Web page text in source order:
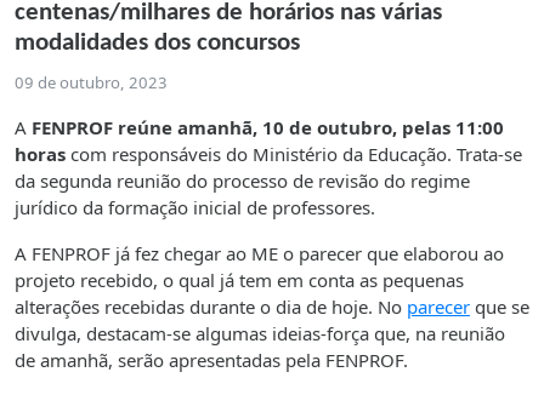
centenas/milhares de horários nas várias
modalidades dos concursos
09 de outubro, 2023
A FENPROF reúne amanhã, 10 de outubro, pelas 11:00
horas com responsáveis do Ministério da Educação. Trata-se
da segunda reunião do processo de revisão do regime
jurídico da formação inicial de professores.
A FENPROF já fez chegar ao ME o parecer que elaborou ao
projeto recebido, o qual já tem em conta as pequenas
alterações recebidas durante o dia de hoje. No parecer que se
divulga, destacam-se algumas ideias-força que, na reunião
de amanhã, serão apresentadas pela FENPROF.